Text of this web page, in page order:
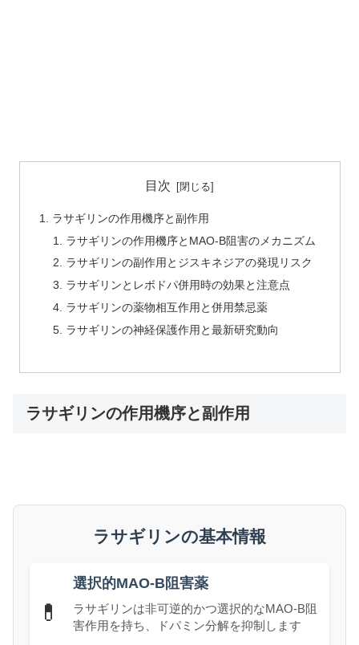
目次
ラサギリンの作用機序と副作用
ラサギリンの作用機序とMAO-B阻害のメカニズム
ラサギリンの副作用とジスキネジアの発現リスク
ラサギリンとレボドパ併用時の効果と注意点
ラサギリンの薬物相互作用と併用禁忌薬
ラサギリンの神経保護作用と最新研究動向
ラサギリンの作用機序と副作用
ラサギリンの基本情報
💊
選択的MAO-B阻害薬
ラサギリンは非可逆的かつ選択的なMAO-B阻
害作用を持ち、ドパミン分解を抑制します